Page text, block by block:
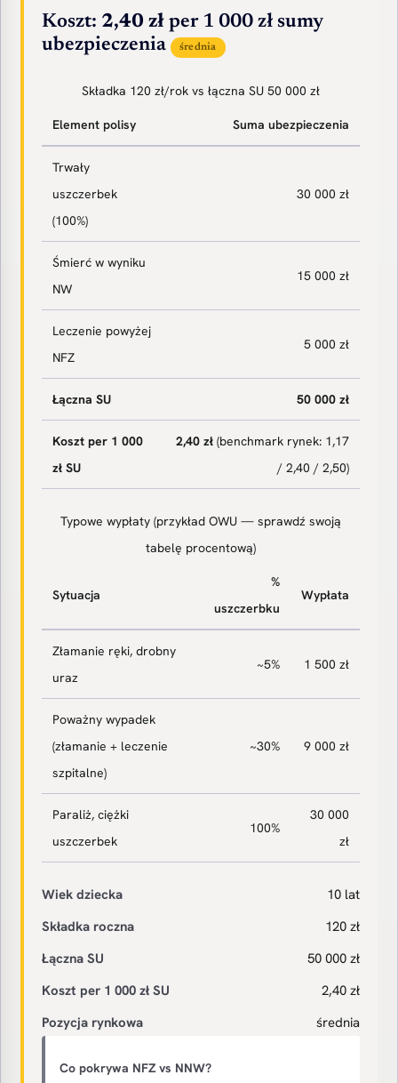
Koszt: 2,40 zł per 1 000 zł sumy
ubezpieczenia
średnia
Składka 120 zł/rok vs łączna SU 50 000 zł
Element polisy Suma ubezpieczenia
Trwały
uszczerbek
(100%)
30 000 zł
Śmierć w wyniku
NW
15 000 zł
Leczenie powyżej
NFZ
5 000 zł
Łączna SU 50 000 zł
Koszt per 1 000
zł SU
2,40 zł (benchmark rynek: 1,17
/ 2,40 / 2,50)
Typowe wypłaty (przykład OWU — sprawdź swoją
tabelę procentową)
Sytuacja
%
uszczerbku
Wypłata
Złamanie ręki, drobny
uraz
~5% 1 500 zł
Poważny wypadek
(złamanie + leczenie
szpitalne)
~30% 9 000 zł
Paraliż, ciężki
uszczerbek
100%
30 000
zł
Wiek dziecka
10 lat
Składka roczna
120 zł
Łączna SU
50 000 zł
Koszt per 1 000 zł SU
2,40 zł
Pozycja rynkowa
średnia
Co pokrywa NFZ vs NNW?